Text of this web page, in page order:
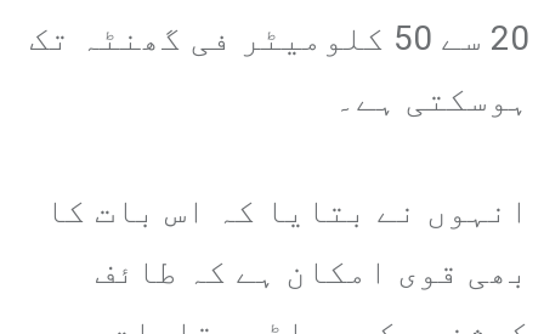
20 سے 50 کلومیٹر فی گھنٹہ تک
ہوسکتی ہے۔
انہوں نے بتایا کہ اس بات کا
بھی قوی امکان ہے کہ طائف